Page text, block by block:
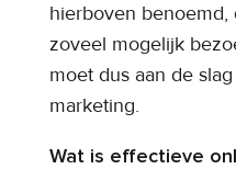
hierboven benoemd,
zoveel mogelijk
moet dus aan de
marketing.
Wat is effectieve